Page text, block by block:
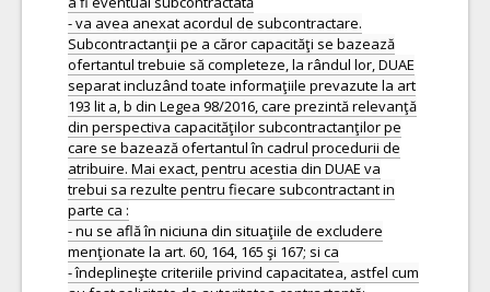
- va avea anexat acordul de subcontractare.
Subcontractanţii pe a căror capacităţi se bazează
ofertantul trebuie să completeze, la rândul lor, DUAE
separat incluzând toate informaţiile prevazute la art
193 lit a, b din Legea 98/2016, care prezintă relevanţă
din perspectiva capacităţilor subcontractanţilor pe
care se bazează ofertantul în cadrul procedurii de
atribuire. Mai exact, pentru acestia din DUAE va
trebui sa rezulte pentru fiecare subcontractant in
parte ca :
- nu se află în niciuna din situaţiile de excludere
menţionate la art. 60, 164, 165 şi 167; si ca
- îndeplineşte criteriile privind capacitatea, astfel cum